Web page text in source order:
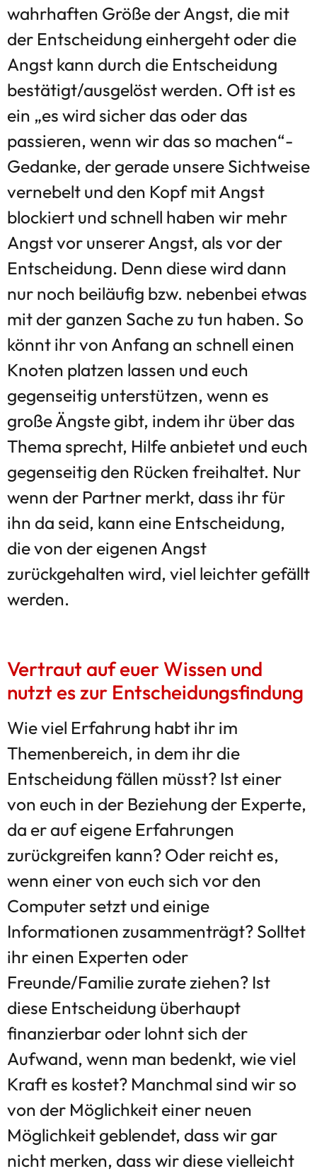
wahrhaften Größe der Angst, die mit
der Entscheidung einhergeht oder die
Angst kann durch die Entscheidung
bestätigt/ausgelöst werden. Oft ist es
ein „es wird sicher das oder das
passieren, wenn wir das so machen“-
Gedanke, der gerade unsere Sichtweise
vernebelt und den Kopf mit Angst
blockiert und schnell haben wir mehr
Angst vor unserer Angst, als vor der
Entscheidung. Denn diese wird dann
nur noch beiläufig bzw. nebenbei etwas
mit der ganzen Sache zu tun haben. So
könnt ihr von Anfang an schnell einen
Knoten platzen lassen und euch
gegenseitig unterstützen, wenn es
große Ängste gibt, indem ihr über das
Thema sprecht, Hilfe anbietet und euch
gegenseitig den Rücken freihaltet. Nur
wenn der Partner merkt, dass ihr für
ihn da seid, kann eine Entscheidung,
die von der eigenen Angst
zurückgehalten wird, viel leichter gefällt
werden.
Vertraut auf euer Wissen und
nutzt es zur Entscheidungsfindung
Wie viel Erfahrung habt ihr im
Themenbereich, in dem ihr die
Entscheidung fällen müsst? Ist einer
von euch in der Beziehung der Experte,
da er auf eigene Erfahrungen
zurückgreifen kann? Oder reicht es,
wenn einer von euch sich vor den
Computer setzt und einige
Informationen zusammenträgt? Solltet
ihr einen Experten oder
Freunde/Familie zurate ziehen? Ist
diese Entscheidung überhaupt
finanzierbar oder lohnt sich der
Aufwand, wenn man bedenkt, wie viel
Kraft es kostet? Manchmal sind wir so
von der Möglichkeit einer neuen
Möglichkeit geblendet, dass wir gar
nicht merken, dass wir diese vielleicht